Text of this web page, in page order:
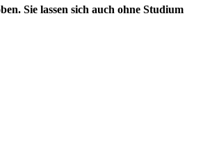
Sie lassen sich auch ohne Studium